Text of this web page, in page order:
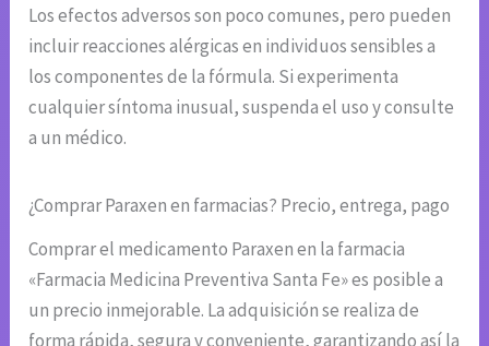
Los efectos adversos son poco comunes, pero pueden
incluir reacciones alérgicas en individuos sensibles a
los componentes de la fórmula. Si experimenta
cualquier síntoma inusual, suspenda el uso y consulte
a un médico.
¿Comprar Paraxen en farmacias? Precio, entrega, pago
Comprar el medicamento Paraxen en la farmacia
«Farmacia Medicina Preventiva Santa Fe» es posible a
un precio inmejorable. La adquisición se realiza de
forma rápida, segura y conveniente, garantizando así la